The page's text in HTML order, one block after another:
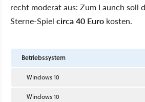
recht moderat aus: Zum Launch soll
Sterne-Spiel circa 40 Euro kosten.
Betriebssystem
Windows 10
Windows 10